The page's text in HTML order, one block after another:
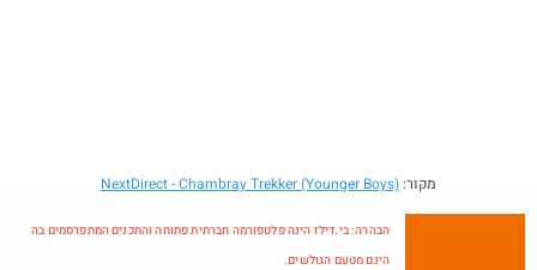
מקור: NextDirect- Chambray Trekker (Younger Boys)
הבהרה: בי.דילז הינה פלטפורמה חברתית פתוחה והתכנים המתפרסמים בה
הינם מטעם הגולשים.